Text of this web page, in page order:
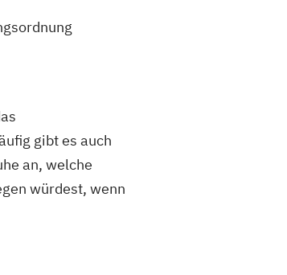
gibt es auch
an, welche
würdest, wenn